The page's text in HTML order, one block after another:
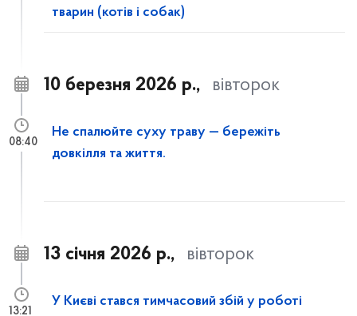
тварин (котів і собак)
10 березня 2026 р., вівторок
Не спалюйте суху траву — бережіть
довкілля та життя.
08:40
13 січня 2026 р., вівторок
У Києві стався тимчасовий збій у роботі
13:21